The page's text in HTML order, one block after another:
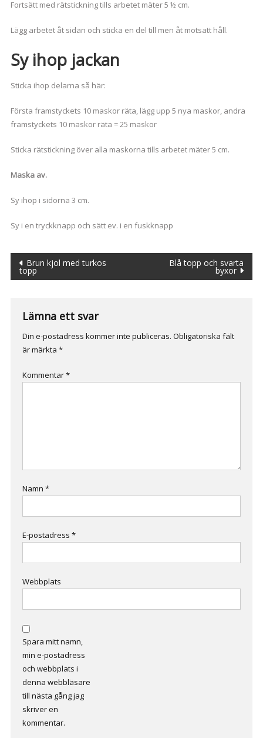
Fortsätt med rätstickning tills arbetet mäter 5 ½ cm.
Lägg arbetet åt sidan och sticka en del till men åt motsatt håll.
Sy ihop jackan
Sticka ihop delarna så här:
Första framstyckets 10 maskor räta, lägg upp 5 nya maskor, andra
framstyckets 10 maskor räta = 25 maskor
Sticka rätstickning över alla maskorna tills arbetet mäter 5 cm.
Maska av.
Sy ihop i sidorna 3 cm.
Sy i en tryckknapp och sätt ev. i en fuskknapp
Inläggsnavigering
Brun kjol med turkos
topp
Blå topp och svarta
byxor
Lämna ett svar
Din e-postadress kommer inte publiceras. Obligatoriska fält
är märkta *
Kommentar*
Namn *
E-postadress *
Webbplats
Spara mitt namn,
min e-postadress
och webbplats i
denna webbläsare
till nästa gång jag
skriver en
kommentar.